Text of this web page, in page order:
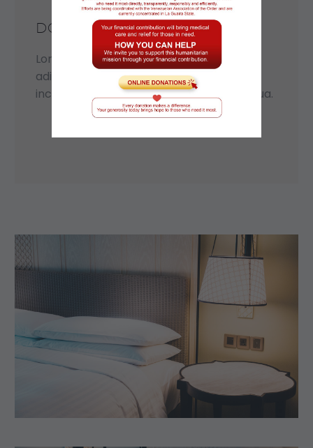
DOLOR AMET LOREM
Lorem ipsum dolor sit amet, consectetur
adipisicing elit, sed do eiusmod tempor
incididunt ut labore et dolore magna aliqua.